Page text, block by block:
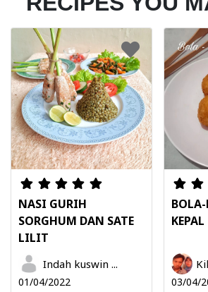
NASI GURIH
SORGHUM DAN SATE
LILIT
Indah kuswin ...
01/04/2022
KEPAL
03/04/